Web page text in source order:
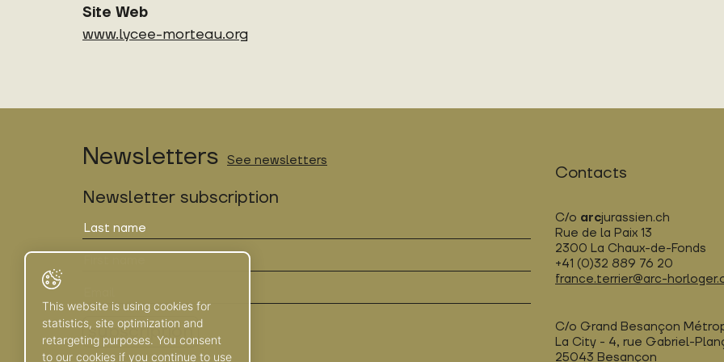
Site Web
www.lycee-morteau.org
Newsletters See newsletters
Newsletter subscription
Contacts
C/o arcjurassien.ch
Rue de la Paix 13
2300 La Chaux-de-Fonds
+41 (0)32 889 76 20
france.terrier@arc-
C/o Grand Besançon
La City - 4, rue Gabriel-
25043 Besançon
This website is using cookies for
statistics, site optimization and
retargeting purposes. You consent
to our cookies if you continue to use